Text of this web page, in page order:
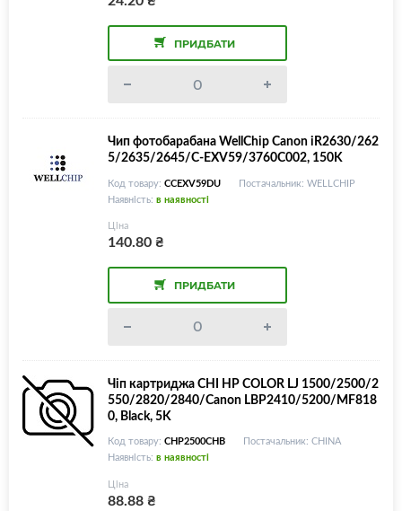
ПРИДБАТИ
Чип фотобарабана WellChip Canon iR2630/262
5/2635/2645/C-EXV59/3760C002, 150K
Код товару: CCEXV59DU
Постачальник: WELLCHIP
Наявність: в наявності
Ціна
140.80₴
ПРИДБАТИ
Чіп картриджа CHI HP COLOR LJ 1500/2500/2
550/2820/2840/Canon LBP2410/5200/MF818
0, Black, 5K
Код товару: CHP2500CHB
Постачальник: CHINA
Наявність: в наявності
Ціна
88.88₴